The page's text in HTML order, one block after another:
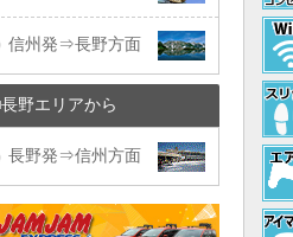
信州発⇒長野方面
長野エリアから
長野発⇒信州方面